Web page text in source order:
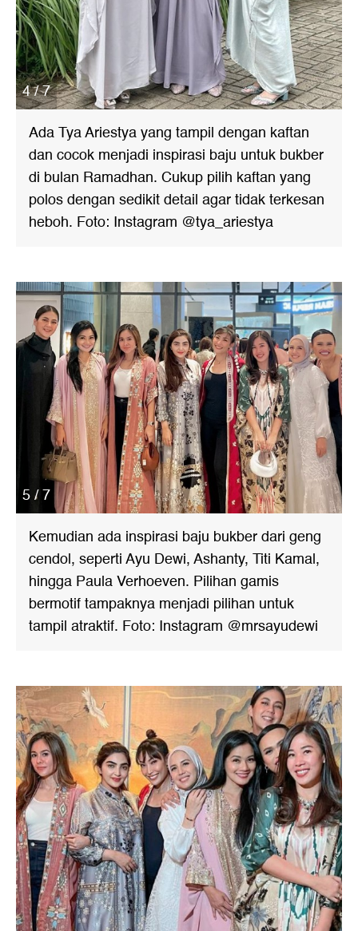
4 / 7
Ada Tya Ariestya yang tampil dengan kaftan
dan cocok menjadi inspirasi baju untuk bukber
di bulan Ramadhan. Cukup pilih kaftan yang
polos dengan sedikit detail agar tidak terkesan
heboh. Foto: Instagram @tya_ariestya
5 / 7
Kemudian ada inspirasi baju bukber dari geng
cendol, seperti Ayu Dewi, Ashanty, Titi Kamal,
hingga Paula Verhoeven. Pilihan gamis
bermotif tampaknya menjadi pilihan untuk
tampil atraktif. Foto: Instagram @mrsayudewi